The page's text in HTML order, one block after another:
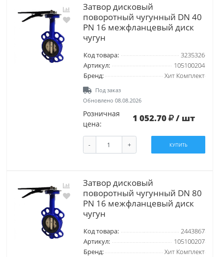
Затвор дисковый
поворотный чугунный DN 40
PN 16 межфланцевый диск
чугун
Код товара:
3235326
Артикул:
105100204
Бренд:
Хит Комплект
Под заказ
Обновлено 08.08.2026
Розничная
цена:
1 052.70 / шт
- + КУПИТЬ
Затвор дисковый
поворотный чугунный DN 80
PN 16 межфланцевый диск
чугун
Код товара:
2443867
Артикул:
105100207
Бренд:
Хит Комплект